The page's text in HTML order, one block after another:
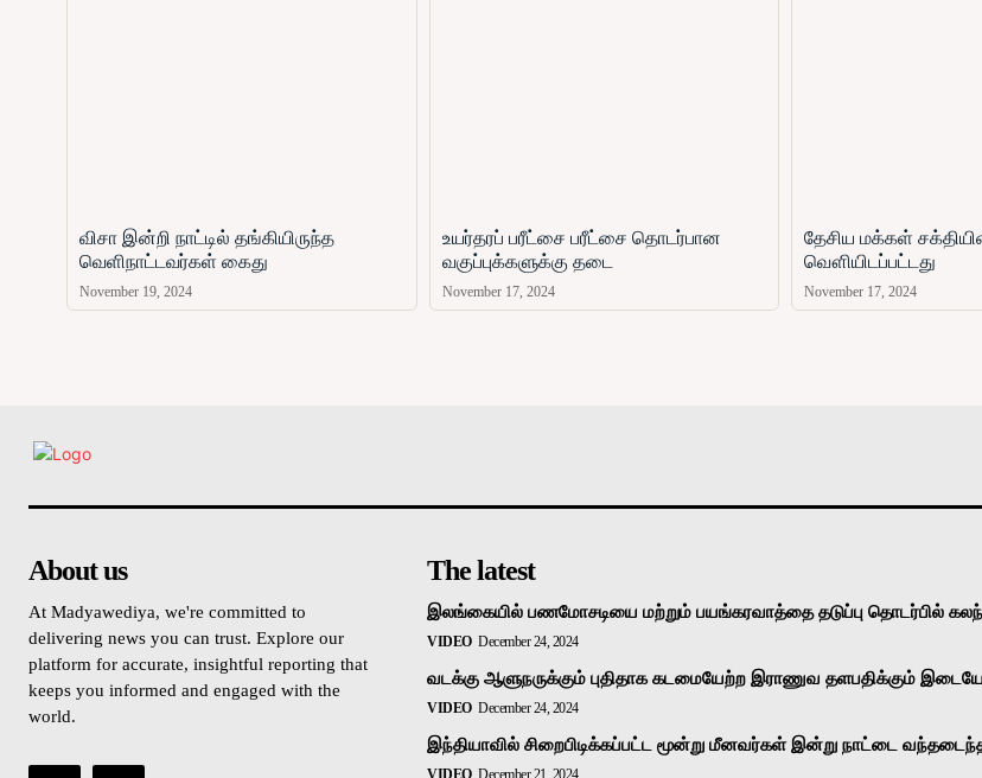
விசா இன்றி நாட்டில் தங்கியிருந்த
வெளிநாட்டவர்கள் கைது
November 19, 2024
உயர்தரப் பரீட்சை பரீட்சை தொடர்பான
வகுப்புக்களுக்கு தடை
November 17, 2024
தேசிய மக்கள்
வௌியிடப்பட்டது
November 17, 2024
About us
At Madyawediya, we're committed to
delivering news you can trust. Explore our
platform for accurate, insightful reporting that
keeps you informed and engaged with the
world.
The latest
இலங்கையில் பணமோசடியை மற்றும் பயங்கரவாத்தை தடுப்பு தொடர்பில்
VIDEO December 24, 2024
வடக்கு ஆளுநருக்கும் புதிதாக கடமையேற்ற இராணுவ தளபதிக்கும் இடையே
VIDEO December 24, 2024
இந்தியாவில் சிறைபிடிக்கப்பட்ட மூன்று மீனவர்கள் இன்று நாட்டை
VIDEO December 21, 2024